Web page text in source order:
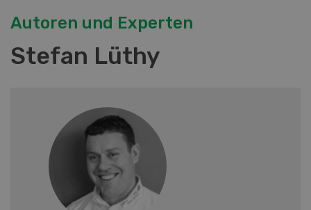
Autoren und Experten
Stefan Lüthy